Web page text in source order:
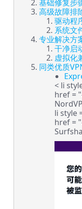
基础修复步
高级故障排
驱动程
系统文
专业解决方
干净启
虚拟化
同类优质
< li
href =
li style
href =